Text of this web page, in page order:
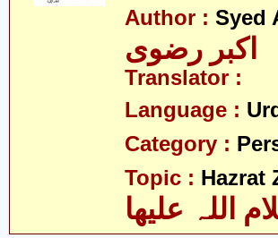
Author : Syed
اکبر رضوی
Translator :
Language :
Category :
Topic : Hazrat
اللہ علیھا